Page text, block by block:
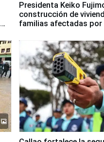
Presidenta Keiko
construcción de
familias afectadas por